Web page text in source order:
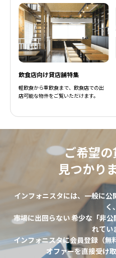
飲食店向け貸店舗特集
軽飲食から重飲食まで、飲食店での出
店可能な物件をご覧いただけます。
ご希望の
見つかり
インフォニスタには、一般に
く、
市場に出回らない 希少な「非
れてい
インフォニスタに会員登録（無
オファーを直接受け